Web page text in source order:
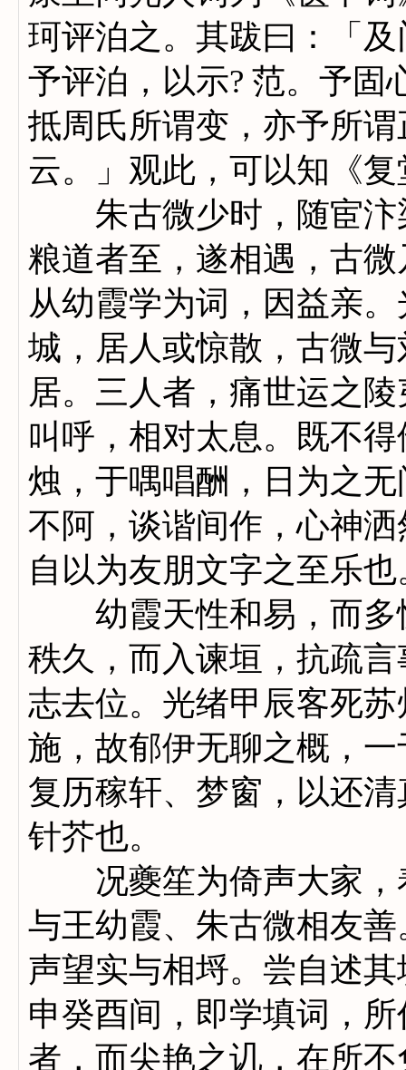
珂评泊之。其跋曰：「
予评泊，以示? 范。予固
抵周氏所谓变，亦予所
云。」观此，可以知《
朱古微少时，随宦汴
粮道者至，遂相遇，古
从幼霞学为词，因益亲
城，居人或惊散，古微
居。三人者，痛世运之
叫呼，相对太息。既不
烛，于喁唱酬，日为之
不阿，谈谐间作，心神
自以为友朋文字之至乐也
幼霞天性和易，而多
秩久，而入谏垣，抗疏
志去位。光绪甲辰客死
施，故郁伊无聊之概，
复历稼轩、梦窗，以还
针芥也。
况夔笙为倚声大家，
与王幼霞、朱古微相友
声望实与相埒。尝自述
申癸酉间，即学填词，
者，而尖艳之讥，在所